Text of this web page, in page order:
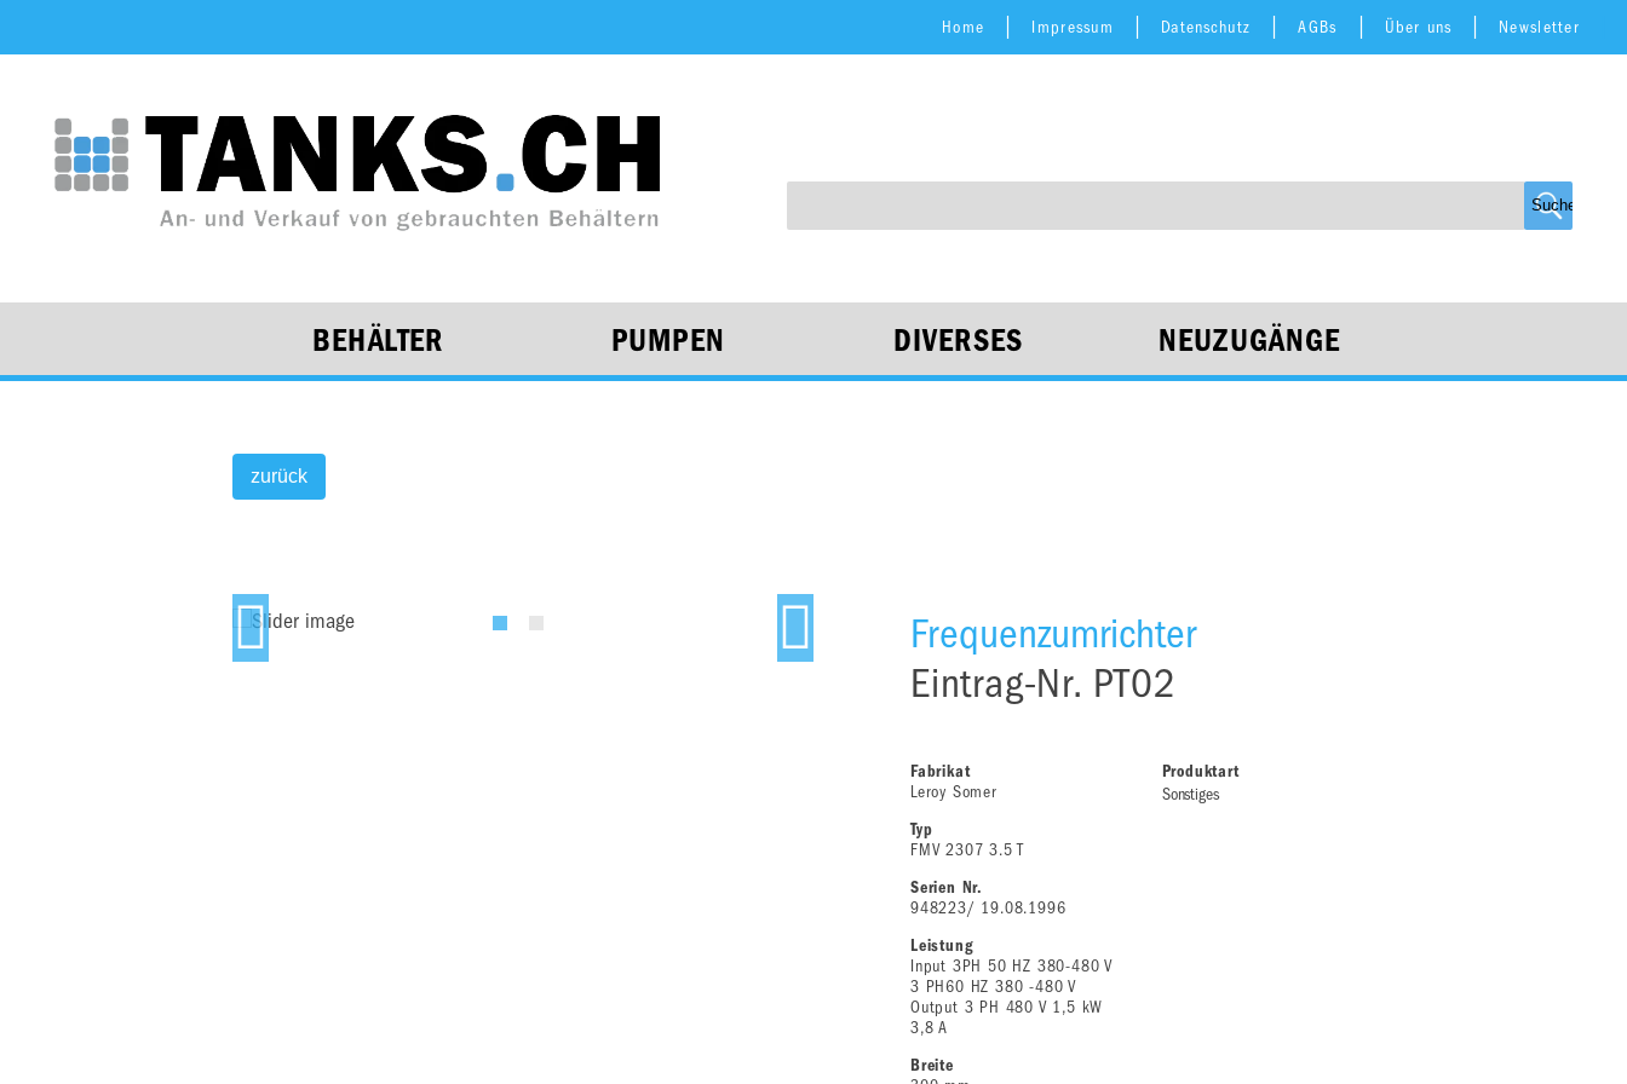
Home Impressum Datenschutz AGBs Über uns Newsletter
BEHÄLTER PUMPEN DIVERSES NEUZUGÄNGE
zurück
Frequenzumrichter
Eintrag-Nr. PT02
Fabrikat
Leroy Somer
Typ
FMV 2307 3.5 T
Serien Nr.
948223/ 19.08.1996
Leistung
Input 3PH 50 HZ 380-480 V
3 PH60 HZ 380 -480 V
Output 3 PH 480 V 1,5 kW
3,8 A
Breite
Produktart
Sonstiges